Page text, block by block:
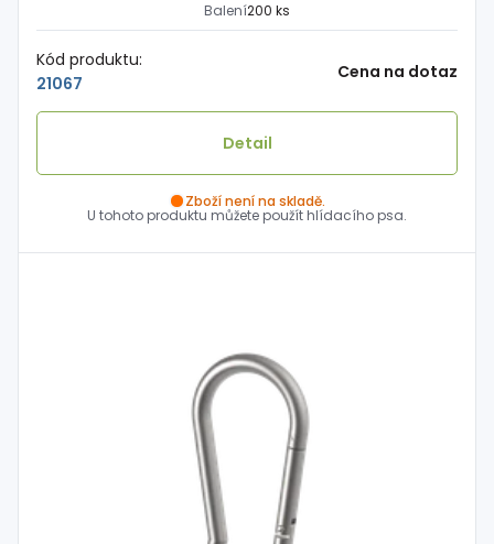
Balení200 ks
Kód produktu:
21067
Cena na dotaz
Detail
Zboží není na skladě.
U tohoto produktu můžete použít hlídacího psa.